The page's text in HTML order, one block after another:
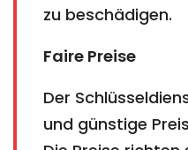
zu beschädigen.
Faire Preise
Der
und günstige